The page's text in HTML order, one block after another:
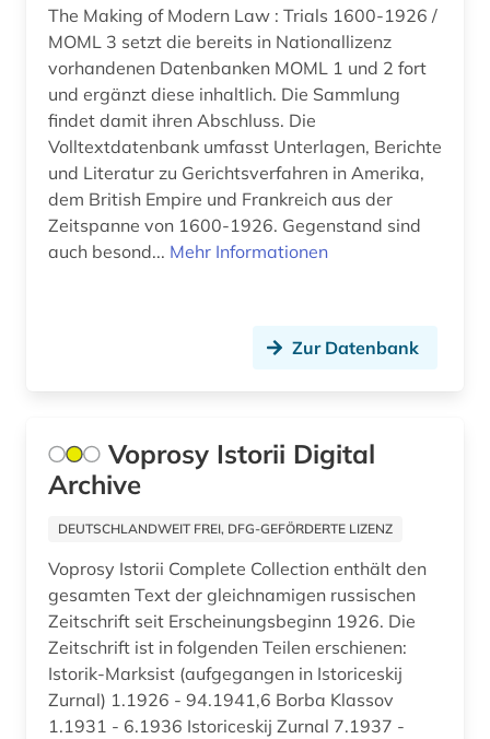
ballangen (1)
ballett (1)
baltikum (2)
bartensleben <familie> (1)
barßel (1)
baudenkmal (1)
bayerische staatsbibliothek (1)
bayern. bayerische staatsregierung (1)
beamter (1)
begräbnis (1)
behringwerke (1)
Roemisches Reich (2)
Rumänien (3)
Russland, Sowjetunion (29)
Saarland (1)
Sachsen (10)
Schleswig-Holstein (1)
Serbien (3)
Slowenien (4)
Spanien (12)
Suedamerika (12)
Suedasien (4)
Suedostasien (3)
The Making of Modern Law : Trials 1600-1926 /
MOML 3 setzt die bereits in Nationallizenz
vorhandenen Datenbanken MOML 1 und 2 fort
und ergänzt diese inhaltlich. Die Sammlung
findet damit ihren Abschluss. Die
Volltextdatenbank umfasst Unterlagen, Berichte
und Literatur zu Gerichtsverfahren in Amerika,
dem British Empire und Frankreich aus der
Zeitspanne von 1600-1926. Gegenstand sind
auch besond... Mehr Informationen
Zur Datenbank
Voprosy Istorii Digital
Archive
DEUTSCHLANDWEIT FREI, DFG-GEFÖRDERTE LIZENZ
Voprosy Istorii Complete Collection enthält den
gesamten Text der gleichnamigen russischen
Zeitschrift seit Erscheinungsbeginn 1926. Die
Zeitschrift ist in folgenden Teilen erschienen:
Istorik-Marksist (aufgegangen in Istoriceskij
Zurnal) 1.1926 - 94.1941,6 Borba Klassov
1.1931 - 6.1936 Istoriceskij Zurnal 7.1937 -